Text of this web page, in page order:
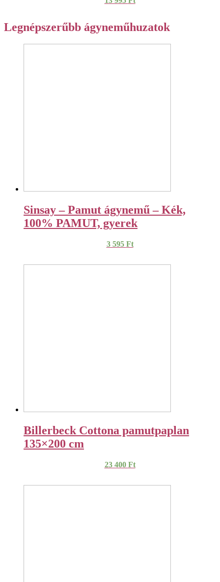
Legnépszerűbb ágyneműhuzatok
Sinsay – Pamut ágynemű – Kék,
100% PAMUT, gyerek
3 595 Ft
Billerbeck Cottona pamutpaplan
135×200 cm
23 400 Ft